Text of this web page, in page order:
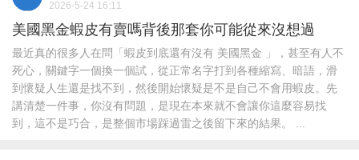
2026-5-24 16:11
美國黑金蝦皮有賣嗎背後那套你可能從來沒想過
最近真的很多人在問「蝦皮到底還有沒有 美國黑金 」，甚至有人不
死心，關鍵字一個換一個試，從正常名字打到各種縮寫、暗語，滑
到懷疑人生還是找不到，然後開始懷疑是不是自己不會用蝦皮。先
講清楚一件事，你沒有問題，是現在本來就不會讓你這麼容易找
到，這不是巧合，是整個市場踩過雷之後留下來的結果。 ...